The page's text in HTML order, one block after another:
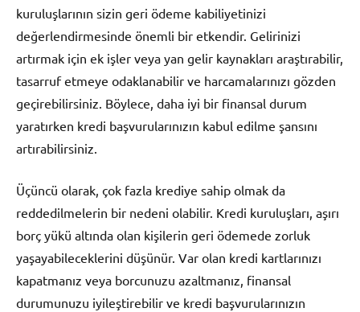
kuruluşlarının sizin geri ödeme kabiliyetinizi
değerlendirmesinde önemli bir etkendir. Gelirinizi
artırmak için ek işler veya yan gelir kaynakları araştırabilir,
tasarruf etmeye odaklanabilir ve harcamalarınızı gözden
geçirebilirsiniz. Böylece, daha iyi bir finansal durum
yaratırken kredi başvurularınızın kabul edilme şansını
artırabilirsiniz.
Üçüncü olarak, çok fazla krediye sahip olmak da
reddedilmelerin bir nedeni olabilir. Kredi kuruluşları, aşırı
borç yükü altında olan kişilerin geri ödemede zorluk
yaşayabileceklerini düşünür. Var olan kredi kartlarınızı
kapatmanız veya borcunuzu azaltmanız, finansal
durumunuzu iyileştirebilir ve kredi başvurularınızın